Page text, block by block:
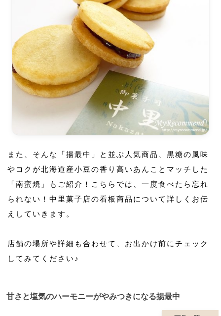
また、そんな「揚最中」と並ぶ人気商品、黒糖の風味
やコクが北海道産小豆の香り高いあんことマッチした
「南蛮焼」もご紹介！こちらでは、一度食べたら忘れ
られない！中里菓子店の看板商品について詳しくお伝
えしていきます。
店舗の場所や詳細も合わせて、お出かけ前にチェック
してみてください♪
甘さと塩気のハーモニーがやみつきになる揚最中